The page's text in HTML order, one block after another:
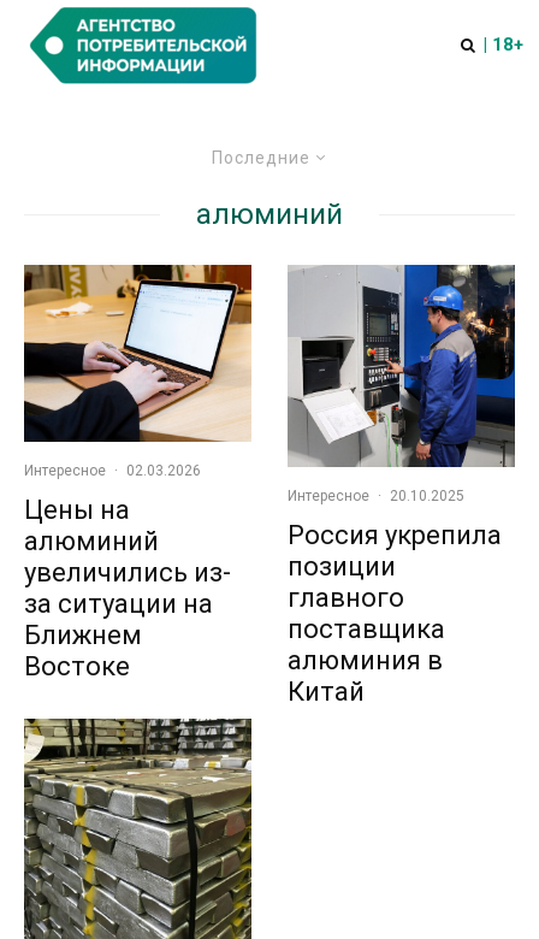
| 18+
Последние
алюминий
Интересное · 02.03.2026
Цены на
алюминий
увеличились из-
за ситуации на
Ближнем
Востоке
Интересное · 20.10.2025
Россия укрепила
позиции
главного
поставщика
алюминия в
Китай